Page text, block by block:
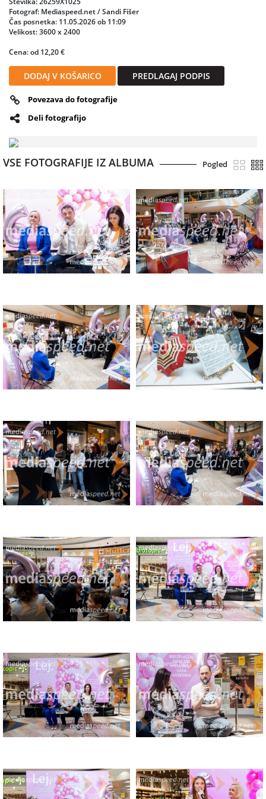
Od 18. do 29. maja bo v ALEJI postavljen tudi mini golf Candyland,
kjer se bodo obiskovalci lahko preizkusili v igri in osvojili nagrade
trgovin in lokalov iz ALEJE. »Ideja je preprosta – da ljudje po
nakupovanju ostanejo še malo dlje, se družijo in zabavajo,« dodaja
Klavdija Miklavžin Javornik.
Fotograf: Mediaspeed.net / Sandi Fišer
Čas posnetka: 11.05.2026 ob 11:09
Velikost: 3600 x 2400
Cena: od 12,20 €
DODAJ V KOŠARICO PREDLAGAJ PODPIS
Povezava do fotografije
Deli fotografijo
VSE FOTOGRAFIJE IZ ALBUMA Pogled